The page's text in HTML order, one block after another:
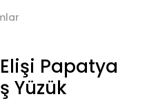
Papatya
Yüzük